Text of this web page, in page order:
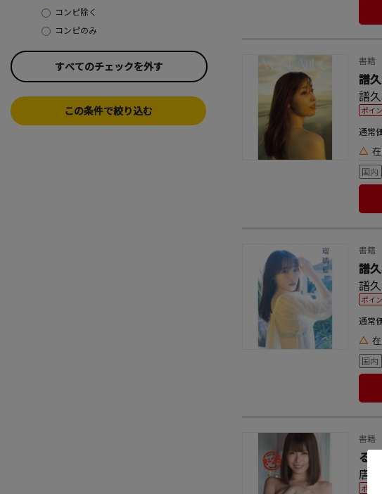
コンピ除く
コンピのみ
すべてのチェックを外す
この条件で絞り込む
書籍
譜
譜
ポイ
通常
△
国内
書籍
譜
譜
ポイ
通常
△
国内
書籍
る
唐
ポイ